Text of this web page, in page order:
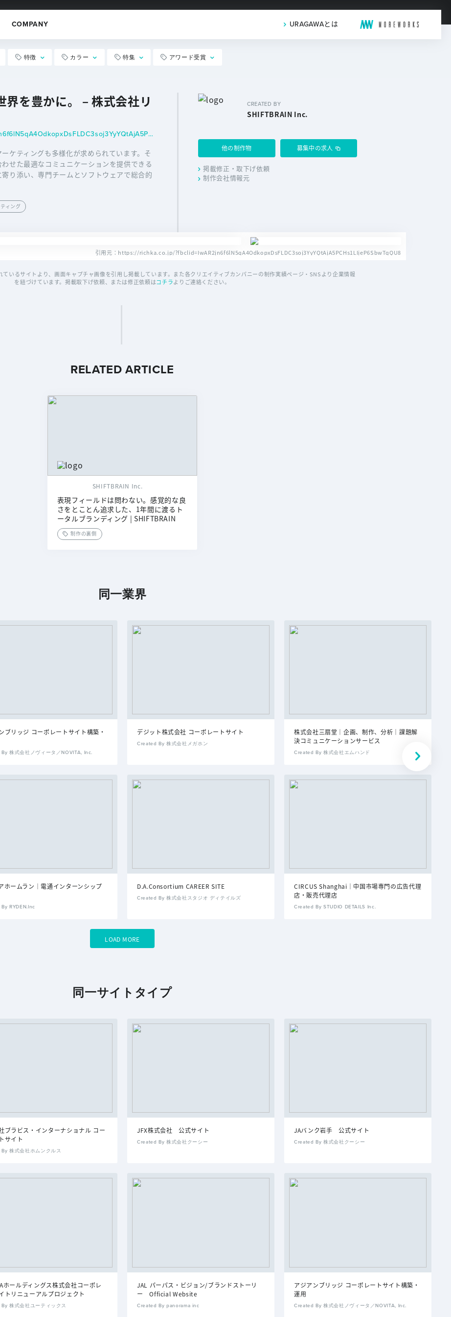
COMPANY URAGAWAとは
特徴 カラー 特集 アワード受賞
界を豊かに。 – 株式会社リ
https://richka.co.jp/?fbclid=IwAR2jn6f6lN5qA4OdkopxDsFLDC3soj3YyYQtAjA5PCHs1LIjeP6SbwTqQU8
ケティングも多様化が求められています。そ
せた最適なコミュニケーションを提供できる
り添い、専門チームとソフトウェアで総合的
ィング
CREATED BY
SHIFTBRAIN Inc.
他の制作物 募集中の求人
掲載修正・取下げ依頼
制作会社情報元
引用元：https://richka.co.jp/?fbclid=IwAR2jn6f6lN5qA4OdkopxDsFLDC3soj3YyYQtAjA5PCHs1LIjeP6SbwTqQU8
いるサイトより、画面キャプチャ画像を引用し掲載しています。また各クリエイティブカンパニーの制作実績ページ・SNSより企業情報
を紐づけています。掲載取下げ依頼、または修正依頼はコチラよりご連絡ください。
RELATED ARTICLE
SHIFTBRAIN Inc.
表現フィールドは問わない。感覚的な良
さをとことん追求した、1年間に渡るト
ータルブランディング | SHIFTBRAIN
制作の裏側
同一業界
ブリッジ コーポレートサイト構築・
株式会社ノヴィータ／NOVITA, Inc.
デジット株式会社 コーポレートサイト
Created By 株式会社メガホン
株式会社三扇堂｜企画、制作、分析｜課題解
決コミュニケーションサービス
Created By 株式会社エムハンド
ホームラン｜電通インターンシップ
RYDEN.Inc
D.A.Consortium CAREER SITE
Created By 株式会社スタジオ ディテイルズ
CIRCUS Shanghai｜中国市場専門の広告代理
店・販売代理店
Created By STUDIO DETAILS Inc.
LOAD MORE
同一サイトタイプ
ブラビス・インターナショナル コー
サイト
株式会社ホムンクルス
JFX株式会社 公式サイト
Created By 株式会社クーシー
JAバンク岩手 公式サイト
Created By 株式会社クーシー
ホールディングス株式会社コーポレ
トリニューアルプロジェクト
株式会社ユーティックス
JAL パーパス・ビジョン/ブランドストーリ
ー Official Website
Created By panorama inc
アジアンブリッジ コーポレートサイト構築・
運用
Created By 株式会社ノヴィータ／NOVITA, Inc.